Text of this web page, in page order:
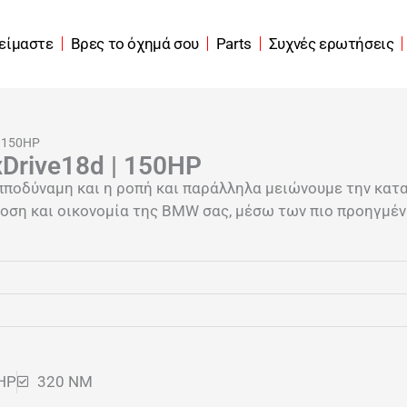
Βρες το όχημά σου Parts Συχνές ερωτήσεις
| 150HP
και η ροπή και παράλληλα μειώνουμε την
και οικονομία της BMW σας, μέσω των πιο
320 NM